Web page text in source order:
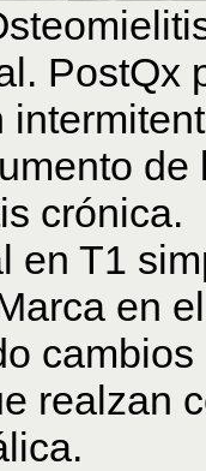
PostQx
crónica.
en T1
en
realzan